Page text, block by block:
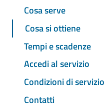
Cosa serve
Cosa si ottiene
Tempi e scadenze
Accedi al servizio
Condizioni di servizio
Contatti